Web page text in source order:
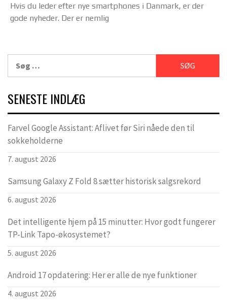
Hvis du leder efter nye smartphones i Danmark, er der
gode nyheder. Der er nemlig
efter:
SENESTE INDLÆG
Farvel Google Assistant: Aflivet før Siri nåede den til
sokkeholderne
7. august 2026
Samsung Galaxy Z Fold 8 sætter historisk salgsrekord
6. august 2026
Det intelligente hjem på 15 minutter: Hvor godt fungerer
TP-Link Tapo-økosystemet?
5. august 2026
Android 17 opdatering: Her er alle de nye funktioner
4. august 2026